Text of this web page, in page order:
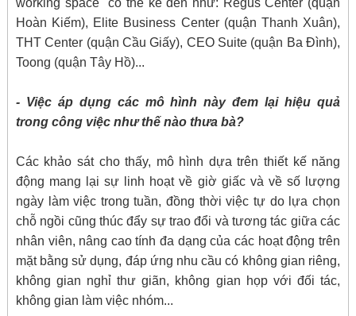
working space" có thể kể đến như: Regus Center (quận
Hoàn Kiếm), Elite Business Center (quận Thanh Xuân),
THT Center (quận Cầu Giấy), CEO Suite (quận Ba Đình),
Toong (quận Tây Hồ)...
- Việc áp dụng các mô hình này đem lại hiệu quả
trong công việc như thế nào thưa bà?
Các khảo sát cho thấy, mô hình dựa trên thiết kế năng
động mang lại sự linh hoạt về giờ giấc và về số lượng
ngày làm việc trong tuần, đồng thời việc tự do lựa chọn
chỗ ngồi cũng thúc đẩy sự trao đổi và tương tác giữa các
nhân viên, nâng cao tính đa dạng của các hoạt động trên
mặt bằng sử dụng, đáp ứng nhu cầu có không gian riêng,
không gian nghỉ thư giãn, không gian họp với đối tác,
không gian làm việc nhóm...